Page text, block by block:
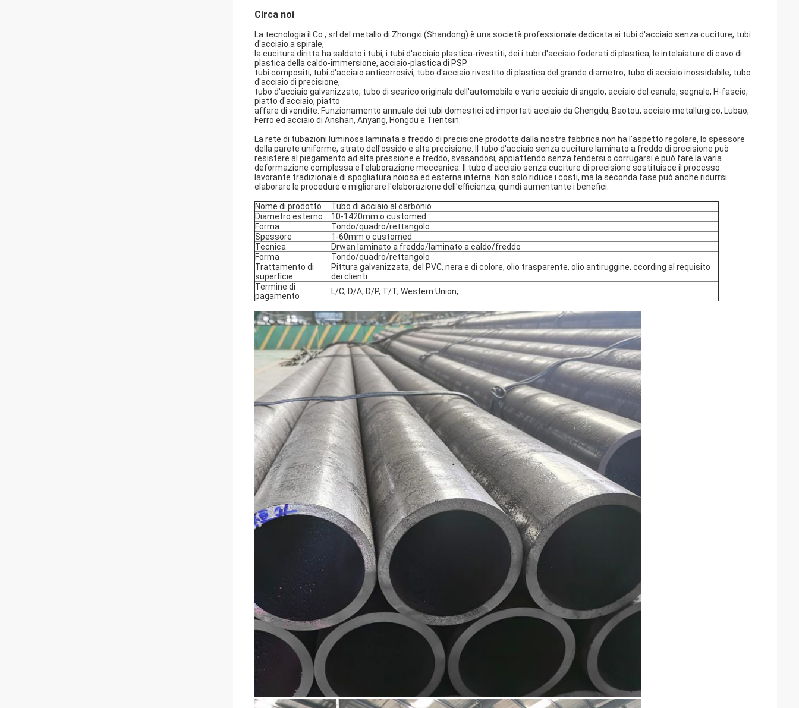
Circa noi
La tecnologia il Co., srl del metallo di Zhongxi (Shandong) è una società professionale dedicata ai tubi d'acciaio senza cuciture, tubi
d'acciaio a spirale,
la cucitura diritta ha saldato i tubi, i tubi d'acciaio plastica-rivestiti, dei i tubi d'acciaio foderati di plastica, le intelaiature di cavo di
plastica della caldo-immersione, acciaio-plastica di PSP
tubi compositi, tubi d'acciaio anticorrosivi, tubo d'acciaio rivestito di plastica del grande diametro, tubo di acciaio inossidabile, tubo
d'acciaio di precisione,
tubo d'acciaio galvanizzato, tubo di scarico originale dell'automobile e vario acciaio di angolo, acciaio del canale, segnale, H-fascio,
piatto d'acciaio, piatto
affare di vendite. Funzionamento annuale dei tubi domestici ed importati acciaio da Chengdu, Baotou, acciaio metallurgico, Lubao,
Ferro ed acciaio di Anshan, Anyang, Hongdu e Tientsin.
La rete di tubazioni luminosa laminata a freddo di precisione prodotta dalla nostra fabbrica non ha l'aspetto regolare, lo spessore
della parete uniforme, strato dell'ossido e alta precisione. Il tubo d'acciaio senza cuciture laminato a freddo di precisione può
resistere al piegamento ad alta pressione e freddo, svasandosi, appiattendo senza fendersi o corrugarsi e può fare la varia
deformazione complessa e l'elaborazione meccanica. Il tubo d'acciaio senza cuciture di precisione sostituisce il processo
lavorante tradizionale di spogliatura noiosa ed esterna interna. Non solo riduce i costi, ma la seconda fase può anche ridurrsi
elaborare le procedure e migliorare l'elaborazione dell'efficienza, quindi aumentante i benefici.
Nome di prodotto
Tubo di acciaio al carbonio
Diametro esterno
10-1420mm o customed
Forma
Tondo/quadro/rettangolo
Spessore
1-60mm o customed
Tecnica
Drwan laminato a freddo/laminato a caldo/freddo
Forma
Tondo/quadro/rettangolo
Trattamento di
superficie
Pittura galvanizzata, del PVC, nera e di colore, olio trasparente, olio antiruggine, ccording al requisito
dei clienti
Termine di
pagamento
L/C, D/A, D/P, T/T, Western Union,